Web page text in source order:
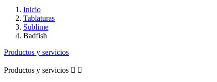
Inicio
Tablaturas
Sublime
Badfish
Productos y servicios
Productos y servicios  